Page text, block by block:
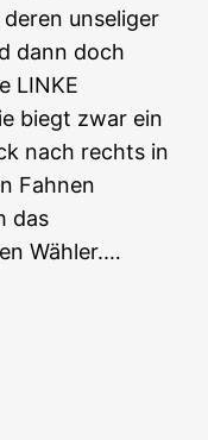
unseliger
dann doch
LINKE
biegt zwar ein
nach rechts in
Fahnen
das
Wähler.…